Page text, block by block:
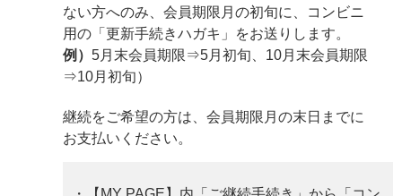
ない方へのみ、会員期限月の初旬に、コンビニ
用の「更新手続きハガキ」をお送りします。
例） 5月末会員期限⇒5月初旬、10月末会員期限
⇒10月初旬）
継続をご希望の方は、会員期限月の末日までに
お支払いください。